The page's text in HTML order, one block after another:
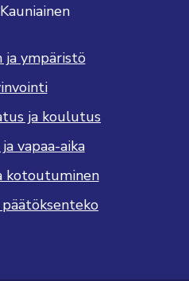
ja ympäristö
ja koulutus
vapaa-aika
kotoutuminen